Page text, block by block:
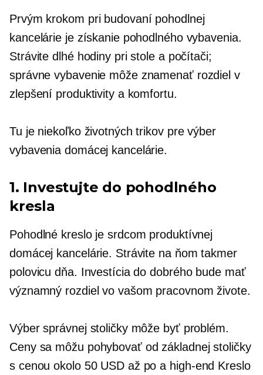
Prvým krokom pri budovaní pohodlnej
kancelárie je získanie pohodlného vybavenia.
Strávite dlhé hodiny pri stole a počítači;
správne vybavenie môže znamenať rozdiel v
zlepšení produktivity a komfortu.
Tu je niekoľko životných trikov pre výber
vybavenia domácej kancelárie.
1. Investujte do pohodlného
kresla
Pohodlné kreslo je srdcom produktívnej
domácej kancelárie. Strávite na ňom takmer
polovicu dňa. Investícia do dobrého bude mať
významný rozdiel vo vašom pracovnom živote.
Výber správnej stoličky môže byť problém.
Ceny sa môžu pohybovať od základnej stoličky
s cenou okolo 50 USD až po a high-end Kreslo